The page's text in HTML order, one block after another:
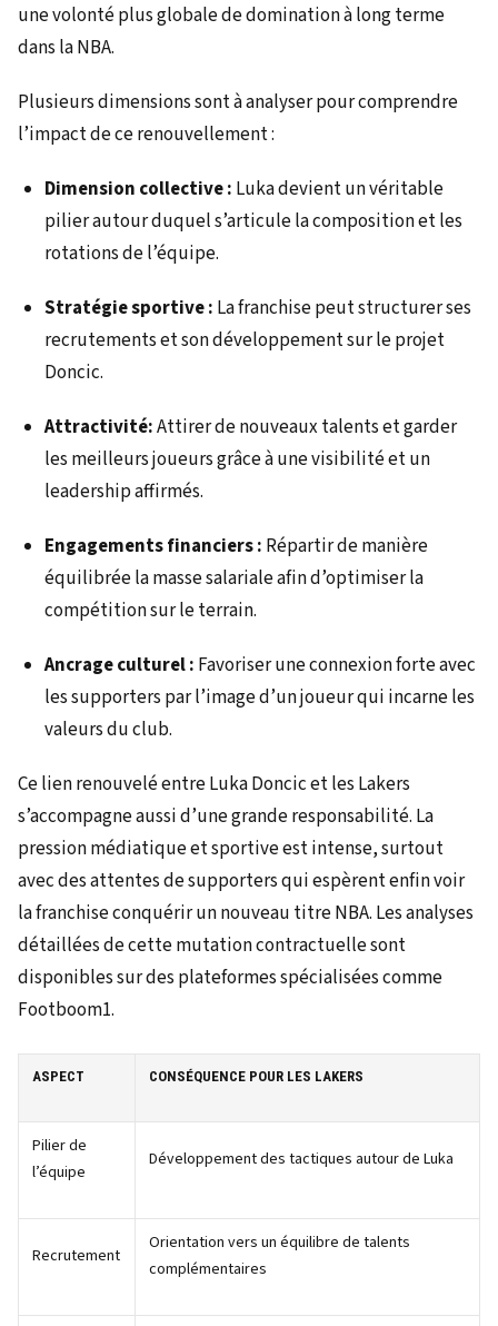
une volonté plus globale de domination à long terme
dans la NBA.
Plusieurs dimensions sont à analyser pour comprendre
l’impact de ce renouvellement :
Dimension collective : Luka devient un véritable
pilier autour duquel s’articule la composition et les
rotations de l’équipe.
Stratégie sportive : La franchise peut structurer ses
recrutements et son développement sur le projet
Doncic.
Attractivité:Attirer de nouveaux talents et garder
les meilleurs joueurs grâce à une visibilité et un
leadership affirmés.
Engagements financiers : Répartir de manière
équilibrée la masse salariale afin d’optimiser la
compétition sur le terrain.
Ancrage culturel : Favoriser une connexion forte avec
les supporters par l’image d’un joueur qui incarne les
valeurs du club.
Ce lien renouvelé entre Luka Doncic et les Lakers
s’accompagne aussi d’une grande responsabilité. La
pression médiatique et sportive est intense, surtout
avec des attentes de supporters qui espèrent enfin voir
la franchise conquérir un nouveau titre NBA. Les analyses
détaillées de cette mutation contractuelle sont
disponibles sur des plateformes spécialisées comme
Footboom1.
ASPECT CONSÉQUENCE POUR LES LAKERS
Pilier de
l’équipe
Développement des tactiques autour de Luka
Recrutement
Orientation vers un équilibre de talents
complémentaires